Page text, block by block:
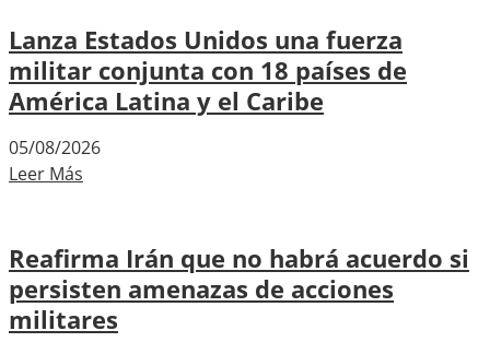
Lanza Estados Unidos una fuerza
militar conjunta con 18 países de
América Latina y el Caribe
05/08/2026
Leer Más
Reafirma Irán que no habrá acuerdo si
persisten amenazas de acciones
militares